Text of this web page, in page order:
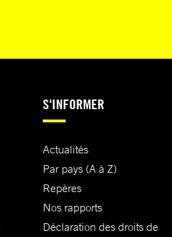
S'INFORMER
Actualités
Par pays (A à Z)
Repères
Nos rapports
Déclaration des droits de